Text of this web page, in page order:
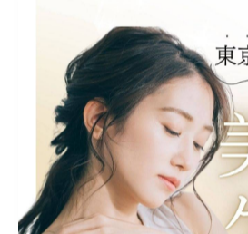
#エステ国立
#国立エステ
#バストアップケア
#姿勢改善
#ボディメイク
東京の国立駅から徒歩6分にあるバ